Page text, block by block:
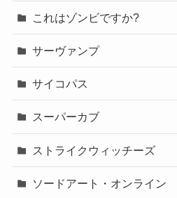
これはゾンビですか?
サーヴァンプ
サイコパス
スーパーカブ
ストライクウィッチーズ
ソードアート・オンライン